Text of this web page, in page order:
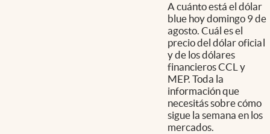
A cuánto está el dólar
blue hoy domingo 9 de
agosto. Cuál es el
precio del dólar oficial
y de los dólares
financieros CCL y
MEP. Toda la
información que
necesitás sobre cómo
sigue la semana en los
mercados.